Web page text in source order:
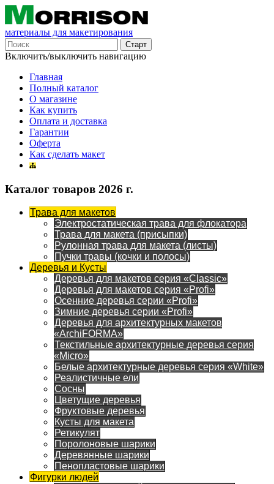
материалы для макетирования
Включить/выключить навигацию
Главная
Полный каталог
О магазине
Как купить
Оплата и доставка
Гарантии
Оферта
Как сделать макет
Каталог товаров 2026 г.
Трава для макетов
Электростатическая трава для флокатора
Трава для макета (присыпки)
Рулонная трава для макета (листы)
Пучки травы (кочки и полосы)
Деревья и Кусты
Деревья для макетов серия «Classic»
Деревья для макетов серия «Profi»
Осенние деревья серии «Profi»
Зимние деревья серии «Profi»
Деревья для архитектурных макетов
«ArchiFORMA»
Текстильные архитектурные деревья серия
«Micro»
Белые архитектурные деревья серия «White»
Реалистичные ели
Сосны
Цветущие деревья
Фруктовые деревья
Кусты для макета
Ретикулят
Поролоновые шарики
Деревянные шарики
Пенопластовые шарики
Фигурки людей